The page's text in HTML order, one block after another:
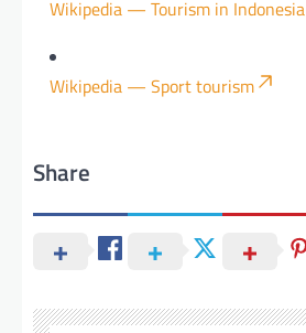
Wikipedia — Tourism in Indonesia
Wikipedia — Sport tourism
Share